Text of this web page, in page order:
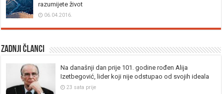
razumijete život
06.04.2016.
Zadnji članci
Na današnji dan prije 101. godine rođen Alija
Izetbegović, lider koji nije odstupao od svojih ideala
23 sata prije